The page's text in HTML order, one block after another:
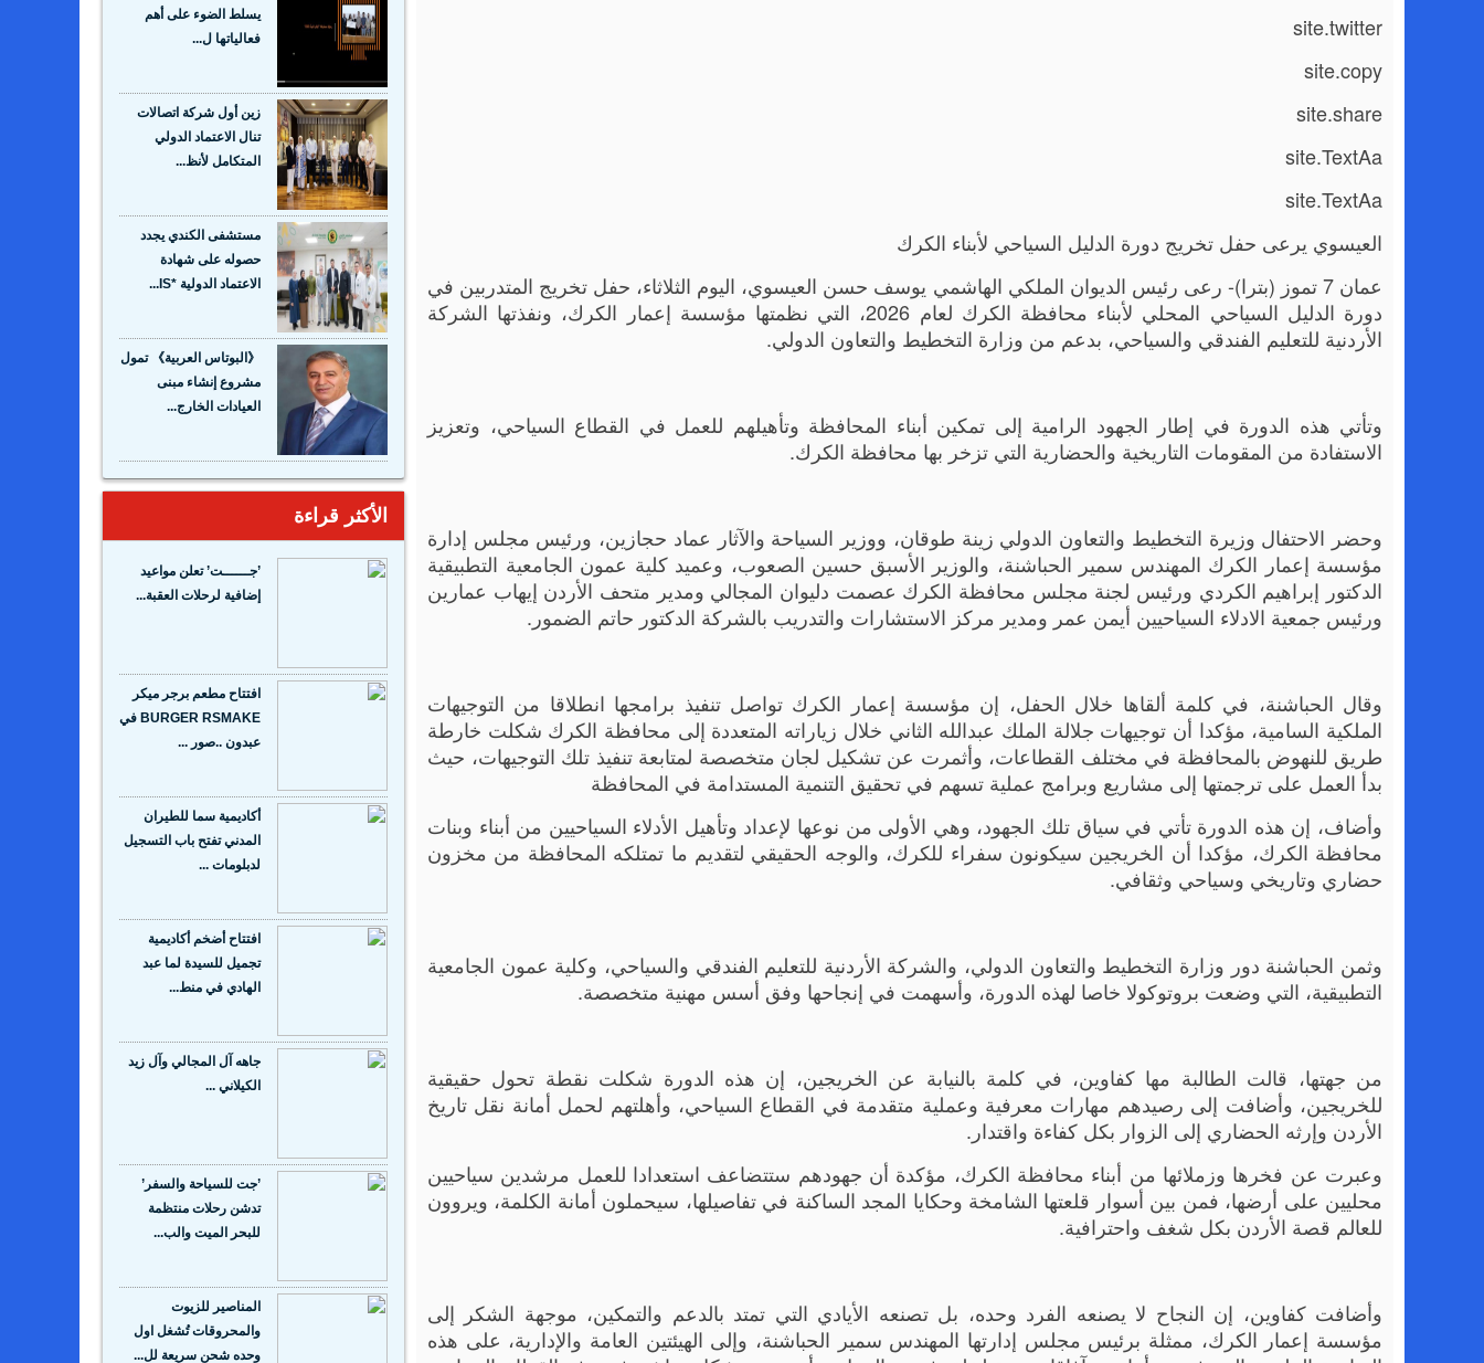
site.twitter
site.copy
site.share
site.TextAa
site.TextAa
العيسوي يرعى حفل تخريج دورة الدليل السياحي لأبناء الكرك
عمان 7 تموز (بترا)- رعى رئيس الديوان الملكي الهاشمي يوسف حسن العيسوي، اليوم الثلاثاء، حفل تخريج المتدربين في
دورة الدليل السياحي المحلي لأبناء محافظة الكرك لعام 2026، التي نظمتها مؤسسة إعمار الكرك، ونفذتها الشركة
الأردنية للتعليم الفندقي والسياحي، بدعم من وزارة التخطيط والتعاون الدولي.
وتأتي هذه الدورة في إطار الجهود الرامية إلى تمكين أبناء المحافظة وتأهيلهم للعمل في القطاع السياحي، وتعزيز
الاستفادة من المقومات التاريخية والحضارية التي تزخر بها محافظة الكرك.
وحضر الاحتفال وزيرة التخطيط والتعاون الدولي زينة طوقان، ووزير السياحة والآثار عماد حجازين، ورئيس مجلس إدارة
مؤسسة إعمار الكرك المهندس سمير الحباشنة، والوزير الأسبق حسين الصعوب، وعميد كلية عمون الجامعية التطبيقية
الدكتور إبراهيم الكردي ورئيس لجنة مجلس محافظة الكرك عصمت دليوان المجالي ومدير متحف الأردن إيهاب عمارين
ورئيس جمعية الادلاء السياحيين أيمن عمر ومدير مركز الاستشارات والتدريب بالشركة الدكتور حاتم الضمور.
وقال الحباشنة، في كلمة ألقاها خلال الحفل، إن مؤسسة إعمار الكرك تواصل تنفيذ برامجها انطلاقا من التوجيهات
الملكية السامية، مؤكدا أن توجيهات جلالة الملك عبدالله الثاني خلال زياراته المتعددة إلى محافظة الكرك شكلت خارطة
طريق للنهوض بالمحافظة في مختلف القطاعات، وأثمرت عن تشكيل لجان متخصصة لمتابعة تنفيذ تلك التوجيهات، حيث
بدأ العمل على ترجمتها إلى مشاريع وبرامج عملية تسهم في تحقيق التنمية المستدامة في المحافظة
وأضاف، إن هذه الدورة تأتي في سياق تلك الجهود، وهي الأولى من نوعها لإعداد وتأهيل الأدلاء السياحيين من أبناء وبنات
محافظة الكرك، مؤكدا أن الخريجين سيكونون سفراء للكرك، والوجه الحقيقي لتقديم ما تمتلكه المحافظة من مخزون
حضاري وتاريخي وسياحي وثقافي.
وثمن الحباشنة دور وزارة التخطيط والتعاون الدولي، والشركة الأردنية للتعليم الفندقي والسياحي، وكلية عمون الجامعية
التطبيقية، التي وضعت بروتوكولا خاصا لهذه الدورة، وأسهمت في إنجاحها وفق أسس مهنية متخصصة.
من جهتها، قالت الطالبة مها كفاوين، في كلمة بالنيابة عن الخريجين، إن هذه الدورة شكلت نقطة تحول حقيقية
للخريجين، وأضافت إلى رصيدهم مهارات معرفية وعملية متقدمة في القطاع السياحي، وأهلتهم لحمل أمانة نقل تاريخ
الأردن وإرثه الحضاري إلى الزوار بكل كفاءة واقتدار.
وعبرت عن فخرها وزملائها من أبناء محافظة الكرك، مؤكدة أن جهودهم ستتضاعف استعدادا للعمل مرشدين سياحيين
محليين على أرضها، فمن بين أسوار قلعتها الشامخة وحكايا المجد الساكنة في تفاصيلها، سيحملون أمانة الكلمة، ويروون
للعالم قصة الأردن بكل شغف واحترافية.
وأضافت كفاوين، إن النجاح لا يصنعه الفرد وحده، بل تصنعه الأيادي التي تمتد بالدعم والتمكين، موجهة الشكر إلى
مؤسسة إعمار الكرك، ممثلة برئيس مجلس إدارتها المهندس سمير الحباشنة، وإلى الهيئتين العامة والإدارية، على هذه
يسلط الضوء على أهم
فعالياتها ل...
زين أول شركة اتصالات
تنال الاعتماد الدولي
المتكامل لأنظ...
مستشفى الكندي يجدد
حصوله على شهادة
الاعتماد الدولية *IS...
《البوتاس العربية》 تمول
مشروع إنشاء مبنى
العيادات الخارج...
الأكثر قراءة
’جــــــت’ تعلن مواعيد
إضافية لرحلات العقبة...
افتتاح مطعم برجر ميكر
BURGER RSMAKE في
عبدون ..صور ...
أكاديمية سما للطيران
المدني تفتح باب التسجيل
لدبلومات ...
افتتاح أضخم أكاديمية
تجميل للسيدة لما عبد
الهادي في منط...
جاهه آل المجالي وآل زيد
الكيلاني ...
’جت للسياحة والسفر’
تدشن رحلات منتظمة
للبحر الميت والب...
المناصير للزيوت
والمحروقات تُشغل اول
وحده شحن سريعة لل...